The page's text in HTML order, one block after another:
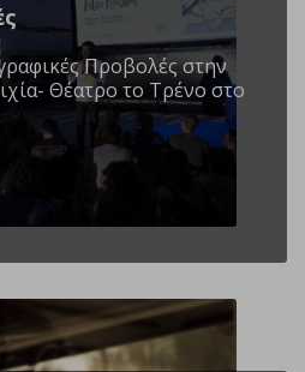
Προβολές στην
Θέατρο το Τρένο στο